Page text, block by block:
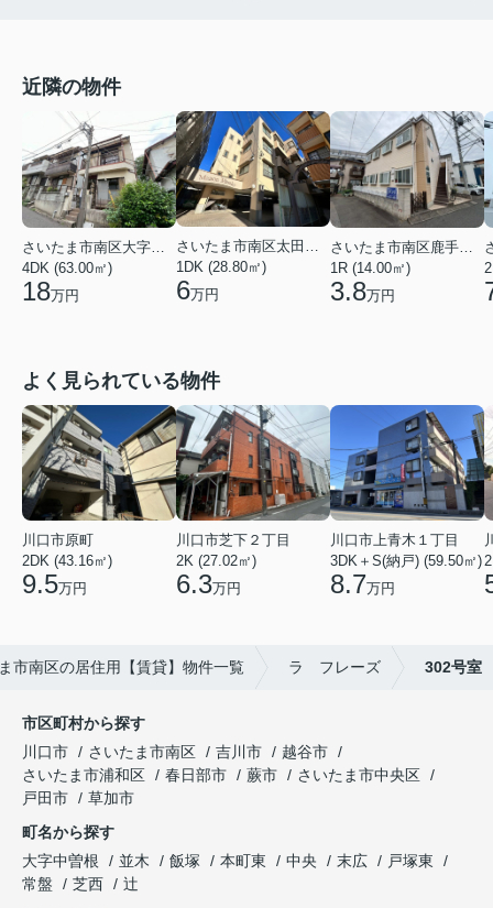
近隣の物件
4DK (63.00㎡)
18万円
さいたま市南区太田窪５丁目
1DK (28.80㎡)
6万円
1R (14.00㎡)
3.8万円
よく見られている物件
川口市原町
2DK (43.16㎡)
9.5万円
川口市芝下２丁目
2K (27.02㎡)
6.3万円
川口市上青木１丁目
3DK＋S(納戸) (59.50㎡)
8.7万円
市南区の居住用【賃貸】物件一覧 ラ フレーズ 302号室
市区町村から探す
川口市
さいたま市南区 吉川市
越谷市
さいたま市浦和区
春日部市 蕨市
さいたま市中央区
戸田市
草加市
町名から探す
大字中曽根
並木 飯塚 本町東 中央 末広
戸塚東
常盤
芝西
辻